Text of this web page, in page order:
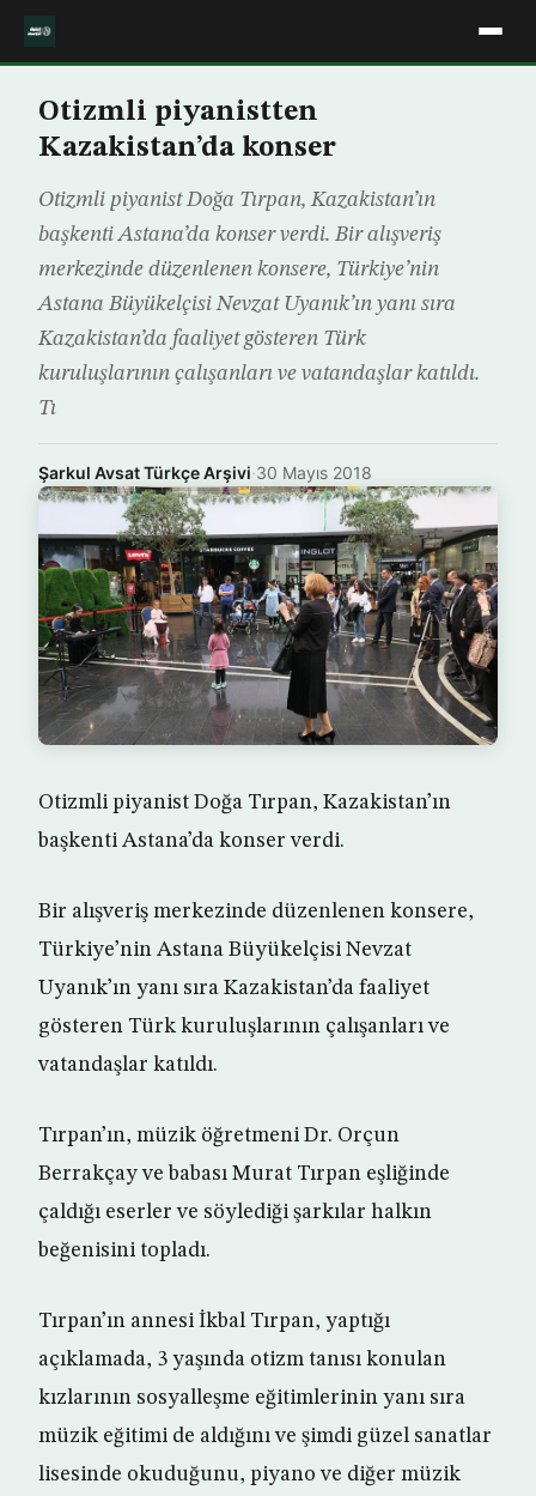
Otizmli piyanistten
Kazakistan’da konser
Otizmli piyanist Doğa Tırpan, Kazakistan’ın
başkenti Astana’da konser verdi. Bir alışveriş
merkezinde düzenlenen konsere, Türkiye’nin
Astana Büyükelçisi Nevzat Uyanık’ın yanı sıra
Kazakistan’da faaliyet gösteren Türk
kuruluşlarının çalışanları ve vatandaşlar katıldı.
Tı
Şarkul Avsat Türkçe Arşivi·30 Mayıs 2018
Otizmli piyanist Doğa Tırpan, Kazakistan’ın
başkenti Astana’da konser verdi.
Bir alışveriş merkezinde düzenlenen konsere,
Türkiye’nin Astana Büyükelçisi Nevzat
Uyanık’ın yanı sıra Kazakistan’da faaliyet
gösteren Türk kuruluşlarının çalışanları ve
vatandaşlar katıldı.
Tırpan’ın, müzik öğretmeni Dr. Orçun
Berrakçay ve babası Murat Tırpan eşliğinde
çaldığı eserler ve söylediği şarkılar halkın
beğenisini topladı.
Tırpan’ın annesi İkbal Tırpan, yaptığı
açıklamada, 3 yaşında otizm tanısı konulan
kızlarının sosyalleşme eğitimlerinin yanı sıra
müzik eğitimi de aldığını ve şimdi güzel sanatlar
lisesinde okuduğunu, piyano ve diğer müzik